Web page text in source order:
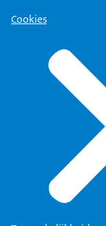
Cookies